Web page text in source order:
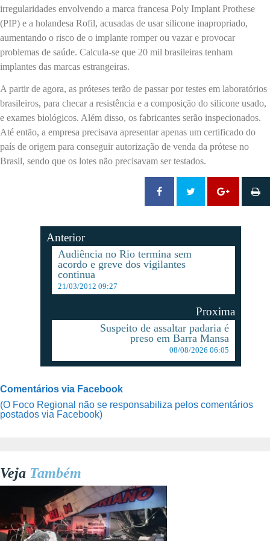
irregularidades envolvendo a marca francesa Poly Implant Prothese
(PIP) e a holandesa Rofil, acusadas de usar silicone inapropriado,
aumentando o risco de o implante romper ou vazar e provocar
problemas de saúde. Calcula-se que 20 mil brasileiras tenham
implantes das marcas estrangeiras.
A partir de agora, as próteses terão de passar por testes em laboratórios
brasileiros, para checar a resistência e a composição do silicone usado,
e exames biológicos. Além disso, os fabricantes serão inspecionados.
Até então, a empresa precisava apresentar apenas um certificado do
país de origem para conseguir autorização de venda da prótese no
Brasil, sendo que os lotes não precisavam ser testados.
Anterior
Audiência no Rio termina sem
acordo e greve dos vigilantes
continua
21/03/2012 09:27
Proxima
Suspeito de assaltar padaria é
preso em Barra Mansa
08/08/2026 06:05
Comentários via Facebook
(O Foco Regional não se responsabiliza pelos comentários
postados via Facebook)
Veja Também